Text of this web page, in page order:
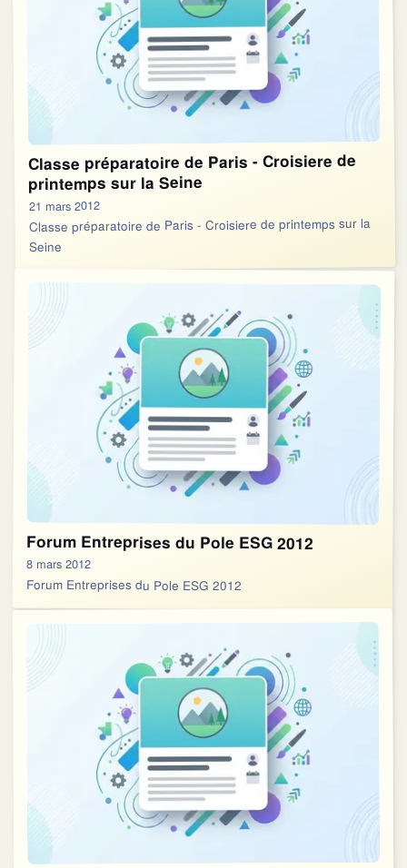
Classe préparatoire de Paris - Croisiere de
printemps sur la Seine
21 mars 2012
Classe préparatoire de Paris - Croisiere de printemps sur la
Seine
Forum Entreprises du Pole ESG 2012
8 mars 2012
Forum Entreprises du Pole ESG 2012